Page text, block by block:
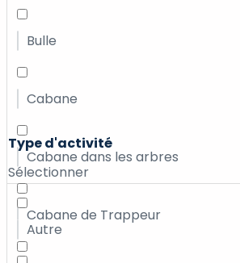
Bulle
Cabane
Cabane dans les arbres
Cabane de Trappeur
Type d'activité
Sélectionner
Autre